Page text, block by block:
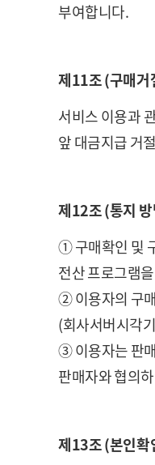
부여합니다.
제11조 (구매거
서비스 이용과
앞 대금지급 거
제12조 (통지
① 구매확인 및
전산 프로그램
② 이용자의 구
(회사서버시각
③ 이용자는 판
판매자와 협의
제13조 (본인확